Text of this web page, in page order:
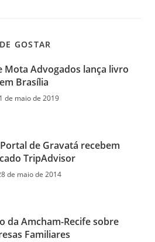
GOSTAR
Mota Advogados lança livro
em Brasília
1 de maio de 2019
de Gravatá recebem
TripAdvisor
de maio de 2014
da Amcham-Recife sobre
Familiares